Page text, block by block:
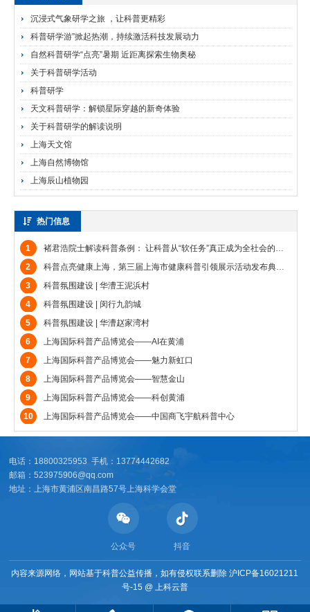
沉浸式气象研学之旅 ，让科普更精彩
科普研学游”掀起热潮，持续激活科技发展动力
自然科普研学“点亮”暑期 近距离探索生物奥秘
关于科普研学活动
科普研学
天文科普研学：解锁星际穿越的新奇体验
关于科普研学的解读说明
上海天文馆
上海自然博物馆
上海辰山植物园
热门信息
1
褚君浩院士解读科普条例： 让科普从“软任务”真正成为全社会的共同任务
2
科普点亮健康上海，第三届上海市健康科普引领展示活动发布典礼举行
3
科普氛围建设 | 华漕王泥浜村
4
科普氛围建设 | 闵行九韵城
5
科普氛围建设 | 华漕赵家湾村
6
上海国际科普产品博览会——AI在黄浦
7
上海国际科普产品博览会——魅力新虹口
8
上海国际科普产品博览会——智慧金山
9
上海国际科普产品博览会——科创黄浦
10
上海国际科普产品博览会——中国商飞宇航科普中心
电话：18800325953 手机：13774442682
邮箱：523975906@qq.com
地址：上海市黄浦区南昌路57号上海科学会堂
公众号 抖音
内容来源网络，网站基于科普公益传播，如有侵权联系删除沪ICP备16021211
号-15 @ 上科云普